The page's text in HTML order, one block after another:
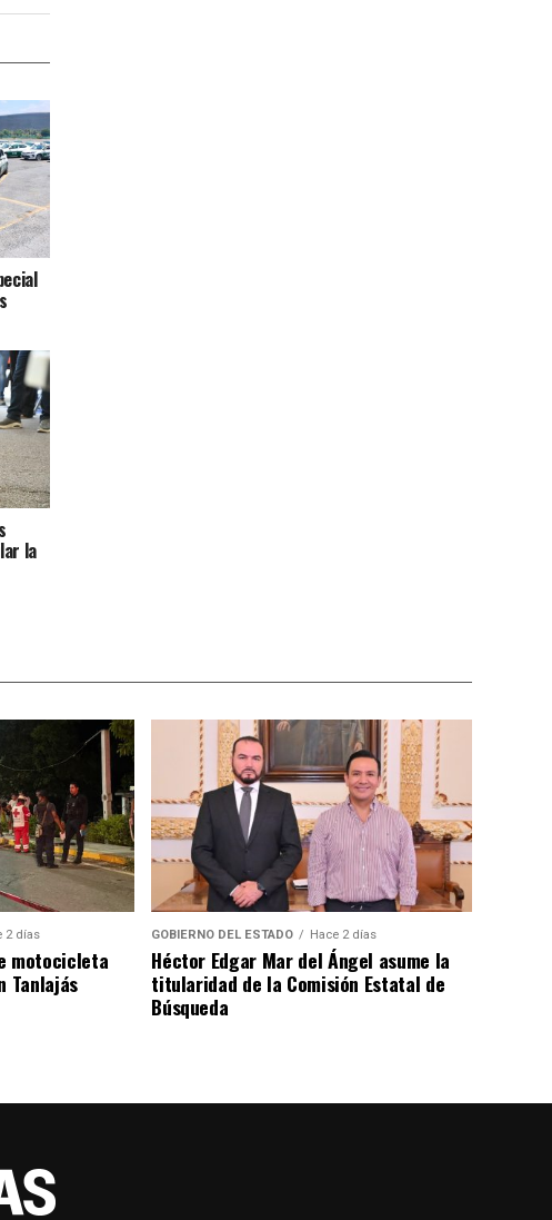
la
2 días
motocicleta
Tanlajás
GOBIERNO DEL ESTADO Hace 2 días
Héctor Edgar Mar del Ángel asume la
titularidad de la Comisión Estatal de
Búsqueda